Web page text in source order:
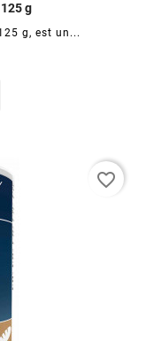
g
g, est un...
favorite_border